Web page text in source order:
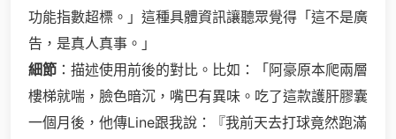
功能指數超標。」這種具體資訊讓聽眾覺得「這不是廣
告，是真人真事。」
細節 ：描述使用前後的對比。比如：「阿豪原本爬兩層
樓梯就喘，臉色暗沉，嘴巴有異味。吃了這款護肝膠囊
一個月後，他傳Line跟我說：『我前天去打球竟然跑滿